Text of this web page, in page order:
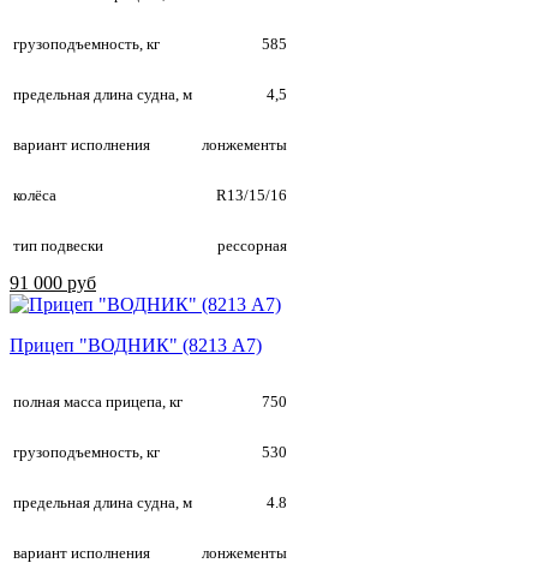
грузоподъемность, кг 585
предельная длина судна, м 4,5
вариант исполнения лонжементы
колёса R13/15/16
тип подвески рессорная
91 000 руб
Прицеп "ВОДНИК" (8213 A7)
полная масса прицепа, кг 750
грузоподъемность, кг 530
предельная длина судна, м 4.8
вариант исполнения лонжементы